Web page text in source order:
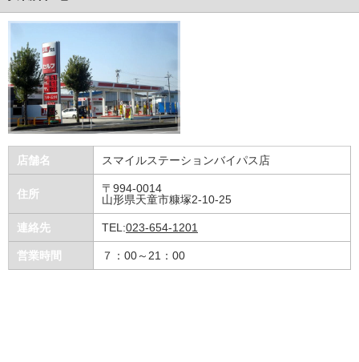
店舗名 スマイルステーションバイパス店
住所
〒994-0014
山形県天童市糠塚2-10-25
連絡先 TEL:023-654-1201
営業時間 ７：00～21：00